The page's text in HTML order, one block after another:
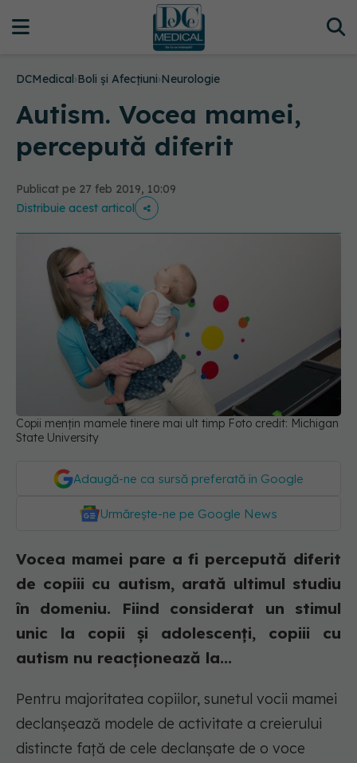
DCMedical›Boli și Afecțiuni›Neurologie
Autism. Vocea mamei,
percepută diferit
Publicat pe 27 feb 2019, 10:09
Distribuie acest articol
Copii mențin mamele tinere mai ult timp Foto credit: Michigan
State University
Adaugă-ne ca sursă preferată în Google
Urmărește-ne pe Google News
Vocea mamei pare a fi percepută diferit
de copiii cu autism, arată ultimul studiu
în domeniu. Fiind considerat un stimul
unic la copii și adolescenți, copiii cu
autism nu reacționează la...
Pentru majoritatea copiilor, sunetul vocii mamei
declanșează modele de activitate a creierului
distincte față de cele declanșate de o voce